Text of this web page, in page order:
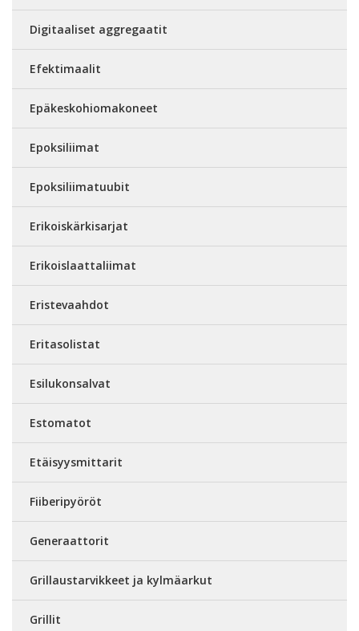
Digitaaliset aggregaatit
Efektimaalit
Epäkeskohiomakoneet
Epoksiliimat
Epoksiliimatuubit
Erikoiskärkisarjat
Erikoislaattaliimat
Eristevaahdot
Eritasolistat
Esilukonsalvat
Estomatot
Etäisyysmittarit
Fiiberipyöröt
Generaattorit
Grillaustarvikkeet ja kylmäarkut
Grillit